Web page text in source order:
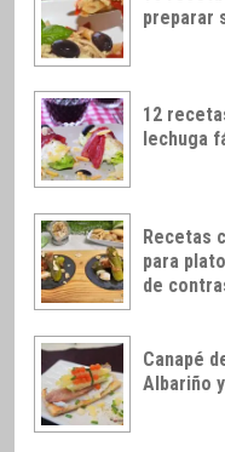
preparar
12
lechuga
Recetas
para
de
Canapé
Albariño